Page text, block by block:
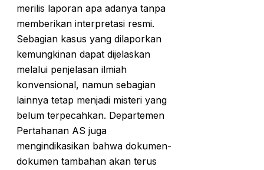
merilis laporan apa adanya tanpa
memberikan interpretasi resmi.
Sebagian kasus yang dilaporkan
kemungkinan dapat dijelaskan
melalui penjelasan ilmiah
konvensional, namun sebagian
lainnya tetap menjadi misteri yang
belum terpecahkan. Departemen
Pertahanan AS juga
mengindikasikan bahwa dokumen-
dokumen tambahan akan terus